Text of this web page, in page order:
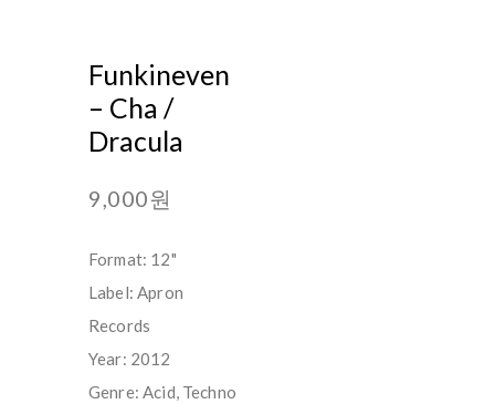
Funkineven
‎– Cha /
Dracula
9,000원
Format: 12"
Label: Apron
Records
Year: 2012
Genre: Acid, Techno